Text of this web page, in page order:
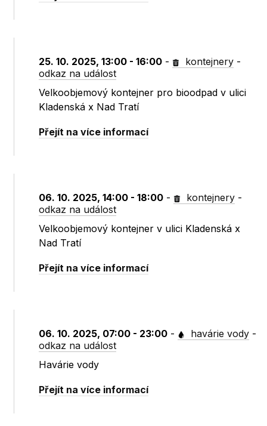
25. 10. 2025, 13:00 - 16:00 - kontejnery -
odkaz na událost
Velkoobjemový kontejner pro bioodpad v ulici
Kladenská x Nad Tratí
Přejít na více informací
06. 10. 2025, 14:00 - 18:00 - kontejnery -
odkaz na událost
Velkoobjemový kontejner v ulici Kladenská x
Nad Tratí
Přejít na více informací
06. 10. 2025, 07:00 - 23:00 - havárie vody -
odkaz na událost
Havárie vody
Přejít na více informací